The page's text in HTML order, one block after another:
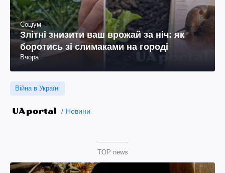
Соціум
Злітні знизити ваш врожай за ніч: як
боротись зі слимаками на городі
Вчора
Війна в Україні
Новини
TOP news